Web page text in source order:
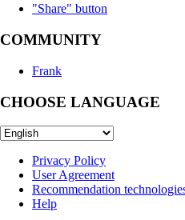
"Share" button
COMMUNITY
Frank
CHOOSE LANGUAGE
Privacy Policy
User Agreement
Recommendation
Help